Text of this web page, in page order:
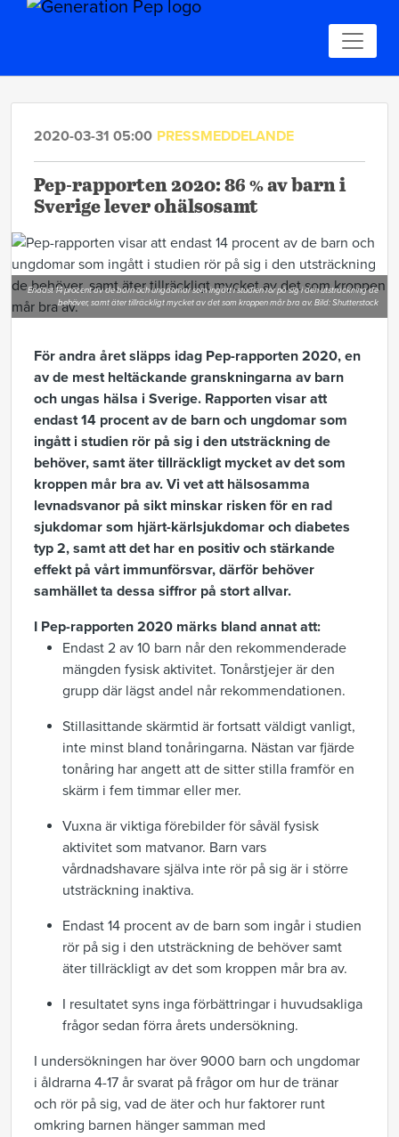
2020-03-31 05:00 PRESSMEDDELANDE
Pep-rapporten 2020: 86 % av barn i
Sverige lever ohälsosamt
Endast 14 procent av de barn och ungdomar som ingått i studien rör på sig i den utsträckning de
behöver, samt äter tillräckligt mycket av det som kroppen mår bra av. Bild: Shutterstock
För andra åretsläpps idag Pep-rapporten 2020, en
av de mest heltäckande granskningarna av barn
och ungas hälsa i Sverige. Rapporten visar att
endast 14 procent av de barn och ungdomar som
ingått i studien rör på sig i den utsträckning de
behöver, samt äter tillräckligt mycket av det som
kroppen mår bra av. Vi vet att hälsosamma
levnadsvanor på sikt minskar risken för en rad
sjukdomar som hjärt-kärlsjukdomar och diabetes
typ 2, samt att det har en positiv och stärkande
effekt på vårt immunförsvar, därför behöver
samhället ta dessa siffror på stort allvar.
I Pep-rapporten 2020 märks bland annat att:
Endast 2 av 10 barn når den rekommenderade
mängden fysisk aktivitet. Tonårstjejer är den
grupp där lägst andel når rekommendationen.
Stillasittande skärmtid är fortsatt väldigt vanligt,
inte minst bland tonåringarna. Nästan var fjärde
tonåring har angett att de sitter stilla framför en
skärm i fem timmar eller mer.
Vuxna är viktiga förebilder för såväl fysisk
aktivitet som matvanor. Barn vars
vårdnadshavare själva inte rör på sig är i större
utsträckning inaktiva.
Endast 14 procent av de barn som ingår i studien
rör på sig i den utsträckning de behöver samt
äter tillräckligt av det som kroppen mår bra av.
I resultatet syns inga förbättringar i huvudsakliga
frågor sedan förra årets undersökning.
I undersökningen har över 9000 barn och ungdomar
i åldrarna 4-17 år svarat på frågor om hur de tränar
och rör på sig, vad de äter och hur faktorer runt
omkring barnen hänger samman med